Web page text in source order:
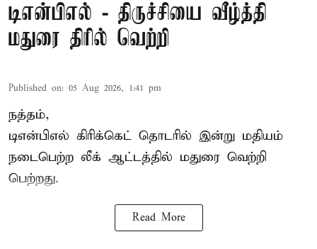
டிஎன்பிஎல் - திருச்சியை வீழ்த்தி
மதுரை திரில் வெற்றி
Published on: 05 Aug 2026, 1:41 pm
நத்தம்,
டிஎன்பிஎல் கிரிக்கெட் தொடரில் இன்று மதியம்
நடைபெற்ற லீக் ஆட்டத்தில் மதுரை வெற்றி
பெற்றது.
Read More